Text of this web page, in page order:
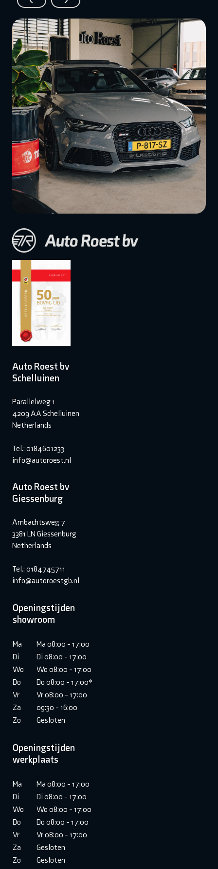
Auto Roest bv
Schelluinen
Parallelweg 1
4209 AA Schelluinen
Netherlands
Tel.: 0184601233
info@autoroest.nl
Auto Roest bv
Giessenburg
Ambachtsweg 7
3381 LN Giessenburg
Netherlands
Tel.: 0184745711
info@autoroestgb.nl
Openingstijden
showroom
Ma
Ma 08:00 - 17:00
Di
Di 08:00 - 17:00
Wo
Wo 08:00 - 17:00
Do
Do 08:00 - 17:00*
Vr
Vr 08:00 - 17:00
Za
09:30 - 16:00
Zo
Gesloten
Openingstijden
werkplaats
Ma
Ma 08:00 - 17:00
Di
Di 08:00 - 17:00
Wo
Wo 08:00 - 17:00
Do
Do 08:00 - 17:00
Vr
Vr 08:00 - 17:00
Za
Gesloten
Zo
Gesloten